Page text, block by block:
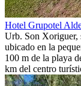
Hotel Grupotel
Urb. Son Xoriguer,
ubicado en la
100 m de la playa
km del centro